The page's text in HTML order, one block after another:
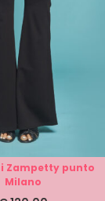
Zampetty punto
Milano